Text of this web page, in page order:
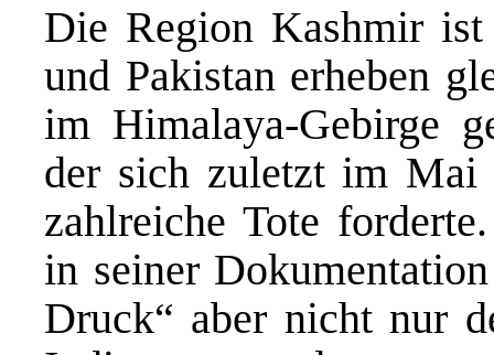
Die Region Kashmir
und Pakistan erheben
im Himalaya-Gebirge
der sich zuletzt im Mai
zahlreiche Tote
in seiner
Druck“ aber nicht nur